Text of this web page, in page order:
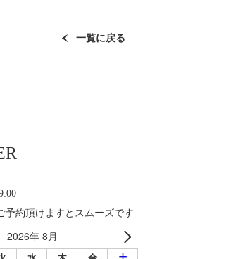
一覧に戻る
予約頂けますとスムーズです
2026年 8月